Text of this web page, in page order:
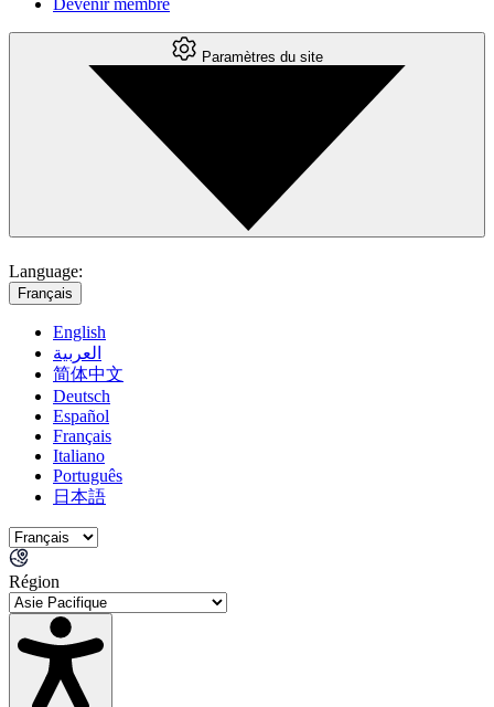
Paramètres du site
Language:
Français
English
العربية
简体中文
Deutsch
Español
Français
Italiano
Português
日本語
Région